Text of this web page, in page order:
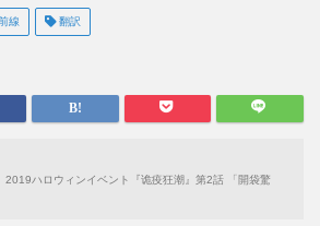
線 翻訳
2019ハロウィンイベント『诡疫狂潮』第2話 「開袋驚
ホーム
のサイトと翻訳について